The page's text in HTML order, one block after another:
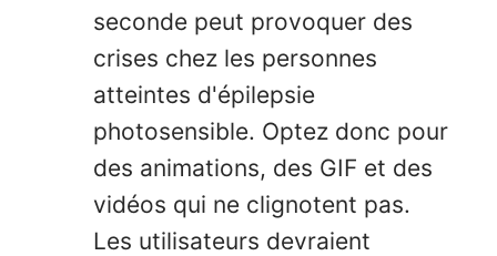
seconde peut provoquer des
crises chez les personnes
atteintes d'épilepsie
photosensible. Optez donc pour
des animations, des GIF et des
vidéos qui ne clignotent pas.
Les utilisateurs devraient